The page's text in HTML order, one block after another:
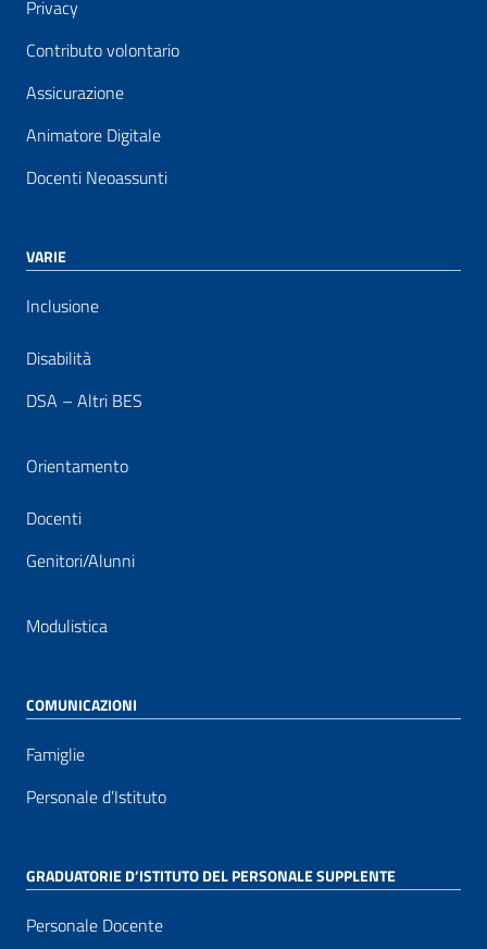
Privacy
Contributo volontario
Assicurazione
Animatore Digitale
Docenti Neoassunti
VARIE
Inclusione
Disabilità
DSA – Altri BES
Orientamento
Docenti
Genitori/Alunni
Modulistica
COMUNICAZIONI
Famiglie
Personale d’Istituto
GRADUATORIE D’ISTITUTO DEL PERSONALE SUPPLENTE
Personale Docente